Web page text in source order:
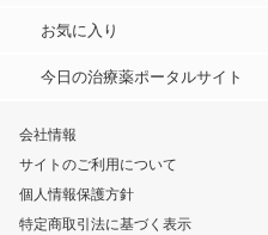
お気に入り
今日の治療薬ポータルサイト
会社情報
サイトのご利用について
個人情報保護方針
特定商取引法に基づく表示